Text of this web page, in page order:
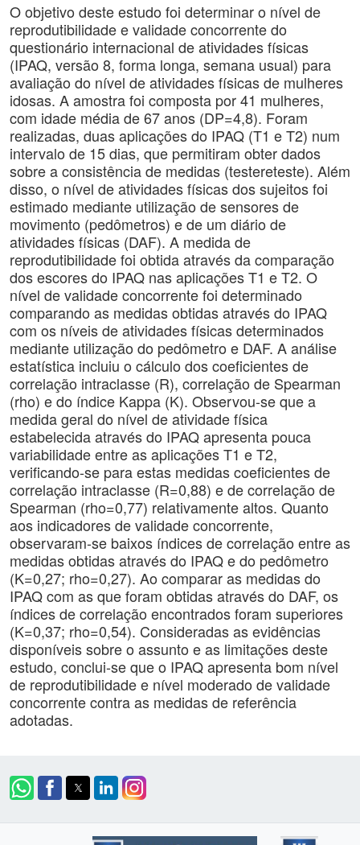
O objetivo deste estudo foi determinar o nível de
reprodutibilidade e validade concorrente do
questionário internacional de atividades físicas
(IPAQ, versão 8, forma longa, semana usual) para
avaliação do nível de atividades físicas de mulheres
idosas. A amostra foi composta por 41 mulheres,
com idade média de 67 anos (DP=4,8). Foram
realizadas, duas aplicações do IPAQ (T1 e T2) num
intervalo de 15 dias, que permitiram obter dados
sobre a consistência de medidas (testereteste). Além
disso, o nível de atividades físicas dos sujeitos foi
estimado mediante utilização de sensores de
movimento (pedômetros) e de um diário de
atividades físicas (DAF). A medida de
reprodutibilidade foi obtida através da comparação
dos escores do IPAQ nas aplicações T1 e T2. O
nível de validade concorrente foi determinado
comparando as medidas obtidas através do IPAQ
com os níveis de atividades físicas determinados
mediante utilização do pedômetro e DAF. A análise
estatística incluiu o cálculo dos coeficientes de
correlação intraclasse (R), correlação de Spearman
(rho) e do índice Kappa (K). Observou-se que a
medida geral do nível de atividade física
estabelecida através do IPAQ apresenta pouca
variabilidade entre as aplicações T1 e T2,
verificando-se para estas medidas coeficientes de
correlação intraclasse (R=0,88) e de correlação de
Spearman (rho=0,77) relativamente altos. Quanto
aos indicadores de validade concorrente,
observaram-se baixos índices de correlação entre as
medidas obtidas através do IPAQ e do pedômetro
(K=0,27; rho=0,27). Ao comparar as medidas do
IPAQ com as que foram obtidas através do DAF, os
índices de correlação encontrados foram superiores
(K=0,37; rho=0,54). Consideradas as evidências
disponíveis sobre o assunto e as limitações deste
estudo, conclui-se que o IPAQ apresenta bom nível
de reprodutibilidade e nível moderado de validade
concorrente contra as medidas de referência
adotadas.